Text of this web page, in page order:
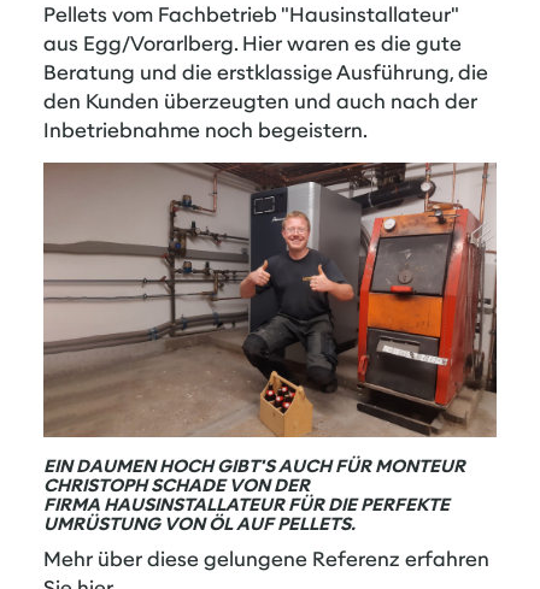
Pellets vom Fachbetrieb "Hausinstallateur"
aus Egg/Vorarlberg. Hier waren es die gute
Beratung und die erstklassige Ausführung, die
den Kunden überzeugten und auch nach der
Inbetriebnahme noch begeistern.
EIN DAUMEN HOCH GIBT'S AUCH FÜR MONTEUR
CHRISTOPH SCHADE VON DER
FIRMA HAUSINSTALLATEUR FÜR DIE PERFEKTE
UMRÜSTUNG VON ÖL AUF PELLETS.
Mehr über diese gelungene Referenz erfahren